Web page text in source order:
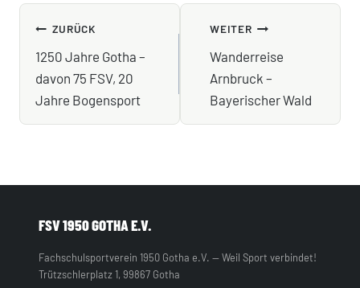
BEITRAGSNAVIGATION
ZURÜCK
1250 Jahre Gotha –
davon 75 FSV, 20
Jahre Bogensport
WEITER
Wanderreise
Arnbruck –
Bayerischer Wald
FSV 1950 GOTHA E.V.
Fachschulsportverein 1950 Gotha e.V. — Weil Sport verbindet!
Trützschlerplatz 1, 99867 Gotha